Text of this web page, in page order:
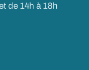
de 14h à 18h